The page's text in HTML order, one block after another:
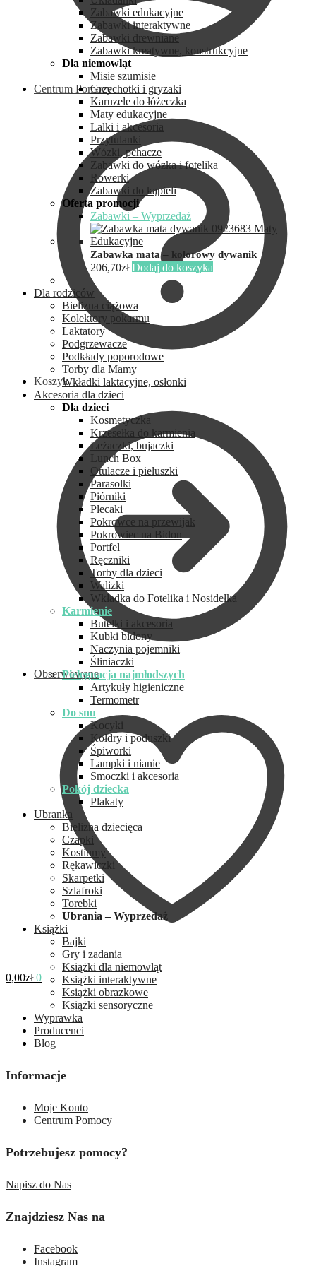
Centrum Pomocy
Koszyk
Obserwowane
0,00zł 0
Zabawki edukacyjne
Zabawki interaktywne
Zabawki drewniane
Zabawki kreatywne, konstrukcyjne
Dla niemowląt
Misie szumisie
Grzechotki i gryzaki
Karuzele do łóżeczka
Maty edukacyjne
Lalki i akcesoria
Przytulanki
Wózki, pchacze
Zabawki do wózka i fotelika
Rowerki
Zabawki do kąpieli
Oferta promocji
Zabawki – Wyprzedaż
Zabawka mata – kolorowy dywanik
206,70zł Dodaj do koszyka
Dla rodziców
Bielizna ciążowa
Kolektory pokarmu
Laktatory
Podgrzewacze
Podkłady poporodowe
Torby dla Mamy
Wkładki laktacyjne, osłonki
Akcesoria dla dzieci
Dla dzieci
Kosmetyczka
Krzesełka do karmienia
Leżaczki, bujaczki
Lunch Box
Otulacze i pieluszki
Parasolki
Piórniki
Plecaki
Pokrowce na przewijak
Pokrowiec na Bidon
Portfel
Ręczniki
Torby dla dzieci
Walizki
Wkładka do Fotelika i Nosidełka
Karmienie
Butelki i akcesoria
Kubki bidony
Naczynia pojemniki
Śliniaczki
Pielęgnacja najmłodszych
Artykuły higieniczne
Termometr
Do snu
Kocyki
Kołdry i poduszki
Śpiworki
Lampki i nianie
Smoczki i akcesoria
Pokój dziecka
Plakaty
Ubranka
Bielizna dziecięca
Czapki
Kostiumy
Rękawiczki
Skarpetki
Szlafroki
Torebki
Ubrania – Wyprzedaż
Książki
Bajki
Gry i zadania
Książki dla niemowląt
Książki interaktywne
Książki obrazkowe
Książki sensoryczne
Wyprawka
Producenci
Blog
Informacje
Moje Konto
Centrum Pomocy
Potrzebujesz pomocy?
Napisz do Nas
Znajdziesz Nas na
Facebook
Instagram